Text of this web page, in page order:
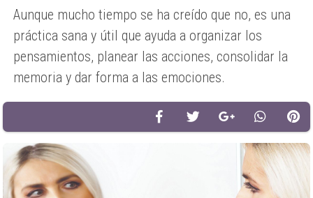
Aunque mucho tiempo se ha creído que no, es una
práctica sana y útil que ayuda a organizar los
pensamientos, planear las acciones, consolidar la
memoria y dar forma a las emociones.